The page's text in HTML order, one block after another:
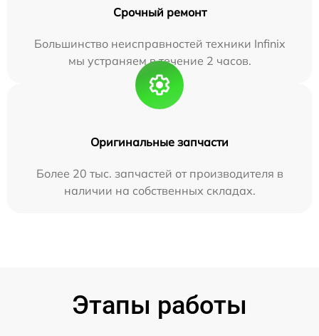
Срочный ремонт
Большинство неисправностей техники Infinix
мы устраняем в течение 2 часов.
Оригинальные запчасти
Более 20 тыс. запчастей от производителя в
наличии на собственных складах.
Этапы работы